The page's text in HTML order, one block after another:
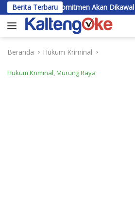
Langsung
ke
konten
Berita TerbaruAkan Dikawal Sejak 100 Hari
Beranda Hukum Kriminal
Hukum Kriminal,Murung Raya